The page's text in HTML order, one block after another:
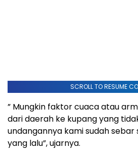
SCROLL TO RESUME
” Mungkin faktor cuaca atau
dari daerah ke kupang yang
undangannya kami sudah sebar
yang lalu”, ujarnya.